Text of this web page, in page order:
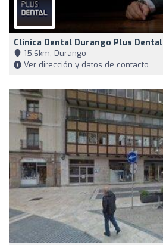
Clínica Dental Durango Plus Dental
15,6km, Durango
Ver dirección y datos de contacto